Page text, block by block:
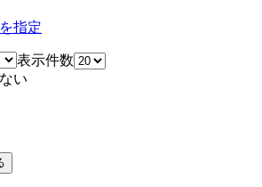
指定
表示件数
い